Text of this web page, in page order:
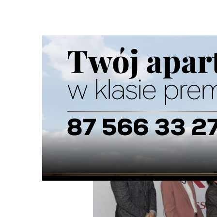
Ścieżka
nawigacyjna
Strona główna
WIADOMOŚCI Z REGIONU 13/10/2025 0 Komentarzy
Klinika Neurologii ICZMP już